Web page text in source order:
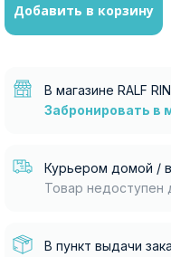
Добавить в корзину
В магазине RALF
Забронировать в
Курьером домой /
Товар недоступен
В пункт выдачи